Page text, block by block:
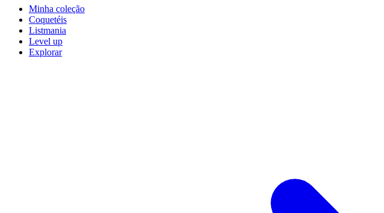
Minha coleção
Coquetéis
Listmania
Level up
Explorar